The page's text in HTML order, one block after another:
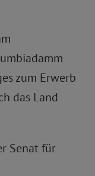
zum Erwerb
das Land
Senat für